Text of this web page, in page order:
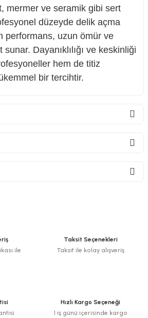
mermer ve seramik gibi sert
düzeyde delik açma
performans, uzun ömür ve
Dayanıklılığı ve keskinliği
hem de titiz
bir tercihtir.
veya görüntülenemiyor.
alternatifler olmalı.
ile
Taksit Seçenekleri
Taksit ile kolay alışveriş
Hızlı Kargo Seçeneği
1 iş günü içerisinde kargo